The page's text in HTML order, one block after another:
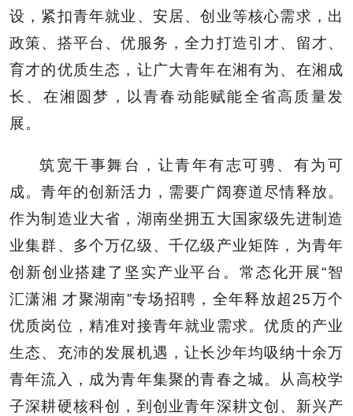
设，紧扣青年就业、安居、创业等核心需求，出
政策、搭平台、优服务，全力打造引才、留才、
育才的优质生态，让广大青年在湘有为、在湘成
长、在湘圆梦，以青春动能赋能全省高质量发
展。
筑宽干事舞台，让青年有志可骋、有为可
成。青年的创新活力，需要广阔赛道尽情释放。
作为制造业大省，湖南坐拥五大国家级先进制造
业集群、多个万亿级、千亿级产业矩阵，为青年
创新创业搭建了坚实产业平台。常态化开展“智
汇潇湘 才聚湖南”专场招聘，全年释放超25万个
优质岗位，精准对接青年就业需求。优质的产业
生态、充沛的发展机遇，让长沙年均吸纳十余万
青年流入，成为青年集聚的青春之城。从高校学
子深耕硬核科创，到创业青年深耕文创、新兴产